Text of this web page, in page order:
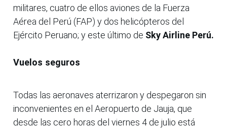
militares, cuatro de ellos aviones de la Fuerza
Aérea del Perú (FAP) y dos helicópteros del
Ejército Peruano; y este último de Sky Airline Perú.
Vuelos seguros
Todas las aeronaves aterrizaron y despegaron sin
inconvenientes en el Aeropuerto de Jauja, que
desde las cero horas del viernes 4 de julio está